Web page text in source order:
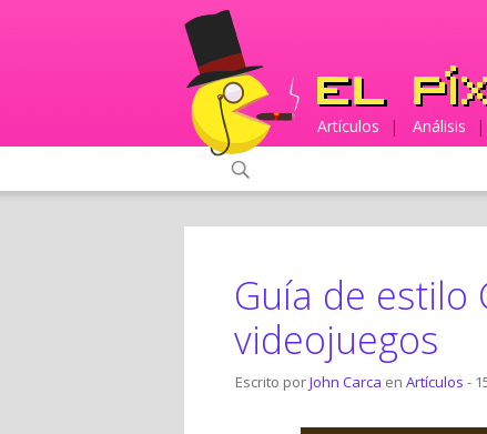
Artículos | Análisis |
Guía de estilo
videojuegos
Escrito porJohn Carca en Artículos -